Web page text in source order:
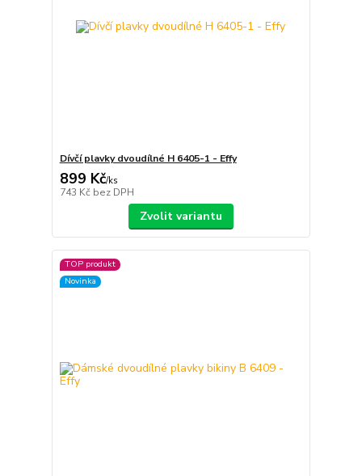
Dívčí plavky dvoudílné H 6405-1 - Effy
899 Kč/ks
743 Kč bez DPH
Zvolit variantu
TOP produkt
Novinka